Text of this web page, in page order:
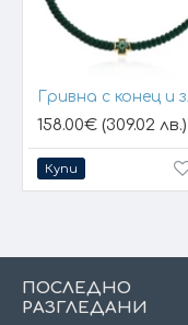
158.00€ (309.02 лв.)
Купи
ПОСЛЕДНО
РАЗГЛЕДАНИ